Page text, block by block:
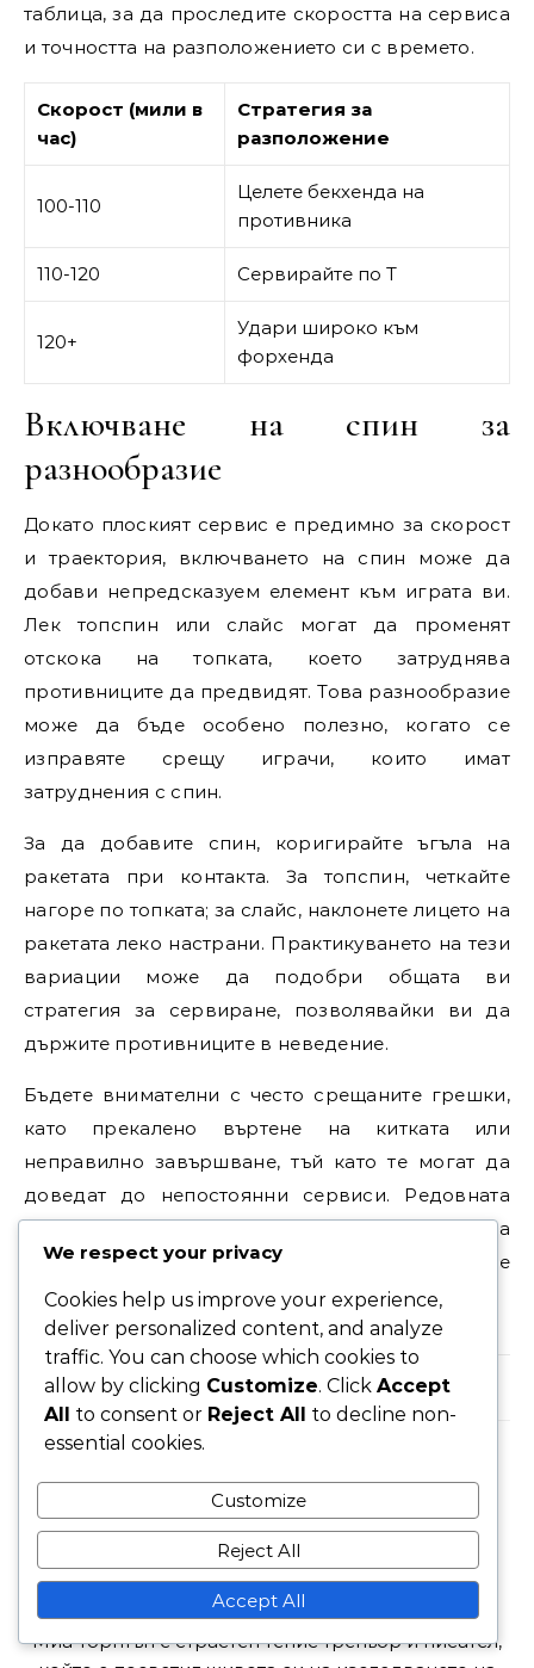
таблица, за да проследите скоростта на сервиса
и точността на разположението си с времето.
Скорост (мили в
час)
Стратегия за
разположение
100-110
Целете бекхенда на
противника
110-120 Сервирайте по Т
120+
Удари широко към
форхенда
Включване на спин за
разнообразие
Докато плоският сервис е предимно за скорост
и траектория, включването на спин може да
добави непредсказуем елемент към играта ви.
Лек топспин или слайс могат да променят
отскока на топката, което затруднява
противниците да предвидят. Това разнообразие
може да бъде особено полезно, когато се
изправяте срещу играчи, които имат
затруднения с спин.
За да добавите спин, коригирайте ъгъла на
ракетата при контакта. За топспин, четкайте
нагоре по топката; за слайс, наклонете лицето на
ракетата леко настрани. Практикуването на тези
вариации може да подобри общата ви
стратегия за сервиране, позволявайки ви да
държите противниците в неведение.
Бъдете внимателни с често срещаните грешки,
като прекалено въртене на китката или
неправилно завършване, тъй като те могат да
доведат до непостоянни сервиси. Редовната
практика и обратната връзка ще ви помогнат да
усъвършенствате техниката си и да подобрите
ефективността си на корта.
No Comments
МИА ТОРНТЪН
Миа Торнтън е страстен тенис треньор и писател,
We respect your privacy
Cookies help us improve your experience,
deliver personalized content, and analyze
traffic. You can choose which cookies to
allow by clicking Customize. Click Accept
All to consent or Reject All to decline non-
essential cookies.
Customize
Reject All
Accept All